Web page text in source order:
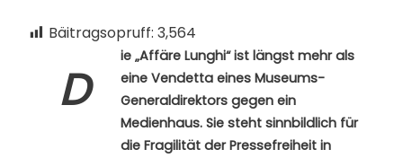
Bäitragsopruff: 3,564
D
ie „Affäre Lunghi“ ist längst mehr als
eine Vendetta eines Museums-
Generaldirektors gegen ein
Medienhaus. Sie steht sinnbildlich für
die Fragilität der Pressefreiheit in